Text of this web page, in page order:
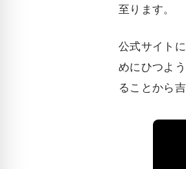
至ります。
公式サイト
めにひつよ
ることから